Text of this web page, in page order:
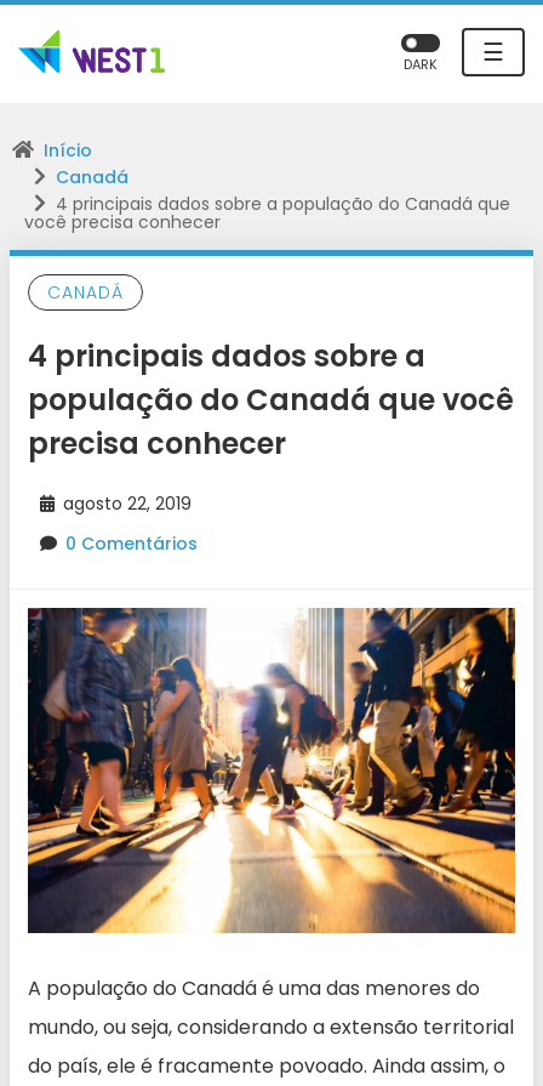
☰
DARK
Início
Canadá
4 principais dados sobre a população do Canadá que
você precisa conhecer
CANADÁ
4 principais dados sobre a
população do Canadá que você
precisa conhecer
agosto 22, 2019
0 Comentários
A população do Canadá é uma das menores do
mundo, ou seja, considerando a extensão territorial
do país, ele é fracamente povoado. Ainda assim, o